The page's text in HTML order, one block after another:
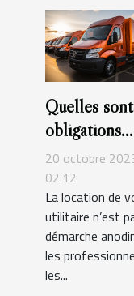
Quelles
obligations
légales liées
location de
véhicules
utilitaires ?
20 octobre
02:12
La location de
utilitaire n’est
démarche
les
les...